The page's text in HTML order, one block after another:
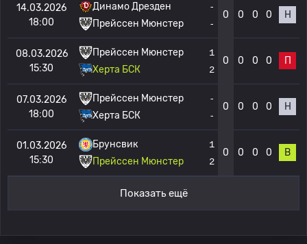
14.03.2026
18:00
Динамо Дрезден
Прейссен Мюнстер
-
-
0 0 0 0 Н
08.03.2026
15:30
Прейссен Мюнстер
Херта БСК
1
2
0 0 0 0 П
07.03.2026
18:00
Прейссен Мюнстер
Херта БСК
-
-
0 0 0 0 Н
01.03.2026
15:30
Брунсвик
Прейссен Мюнстер
1
2
0 0 0 0 В
Показать ещё